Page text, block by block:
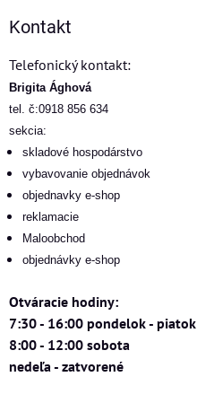
Kontakt
Telefonický kontakt:
Brigita Ághová
tel. č:0918 856 634
sekcia:
skladové hospodárstvo
vybavovanie objednávok
objednavky e-shop
reklamacie
Maloobchod
objednávky e-shop
Otváracie hodiny:
7:30 - 16:00 pondelok - piatok
8:00 - 12:00 sobota
nedeľa - zatvorené